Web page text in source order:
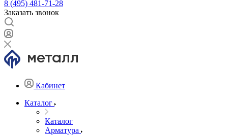
8 (495) 481-71-28
Заказать звонок
Кабинет
Каталог
Каталог
Арматура